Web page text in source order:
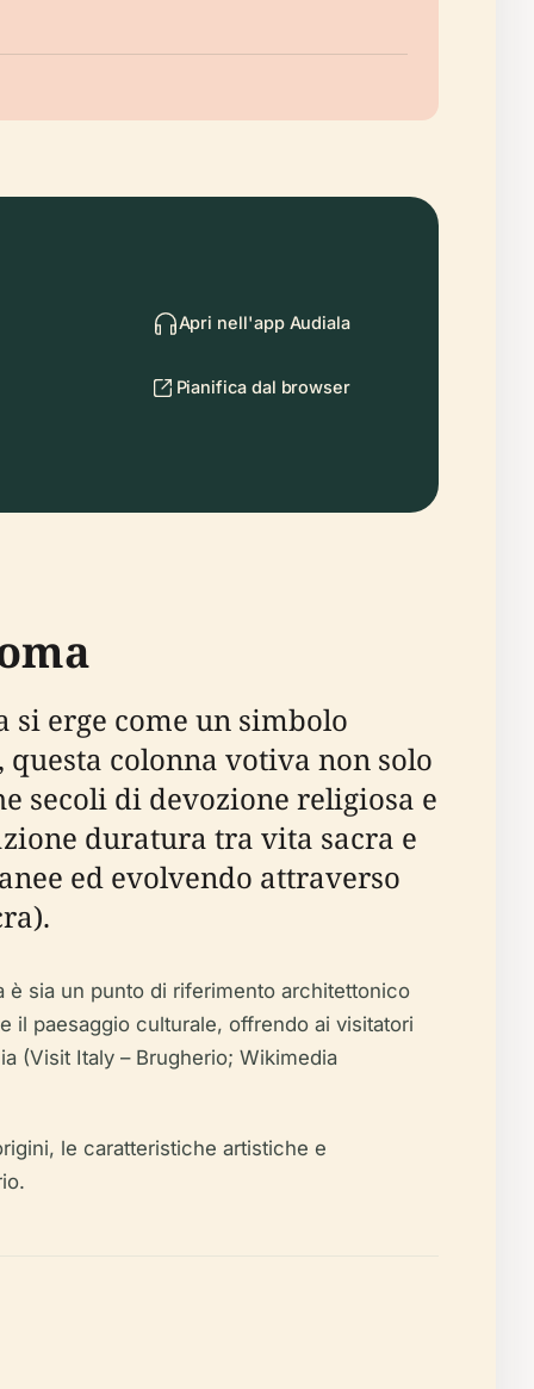
Apri nell'app Audiala
Pianifica dal browser
erge come un simbolo
colonna votiva non solo
secoli di devozione religiosa e
duratura tra vita sacra e
ed evolvendo attraverso
sia un punto di riferimento architettonico
il paesaggio culturale, offrendo ai visitatori
(Visit Italy – Brugherio; Wikimedia
le caratteristiche artistiche e